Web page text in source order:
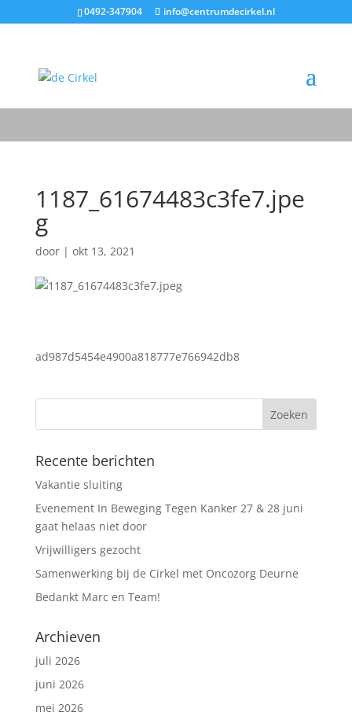
0492-347904 info@centrumdecirkel.nl
1187_61674483c3fe7.jpe
g
door | okt 13, 2021
ad987d5454e4900a818777e766942db8
Recente berichten
Vakantie sluiting
Evenement In Beweging Tegen Kanker 27 & 28 juni
gaat helaas niet door
Vrijwilligers gezocht
Samenwerking bij de Cirkel met Oncozorg Deurne
Bedankt Marc en Team!
Archieven
juli 2026
juni 2026
mei 2026